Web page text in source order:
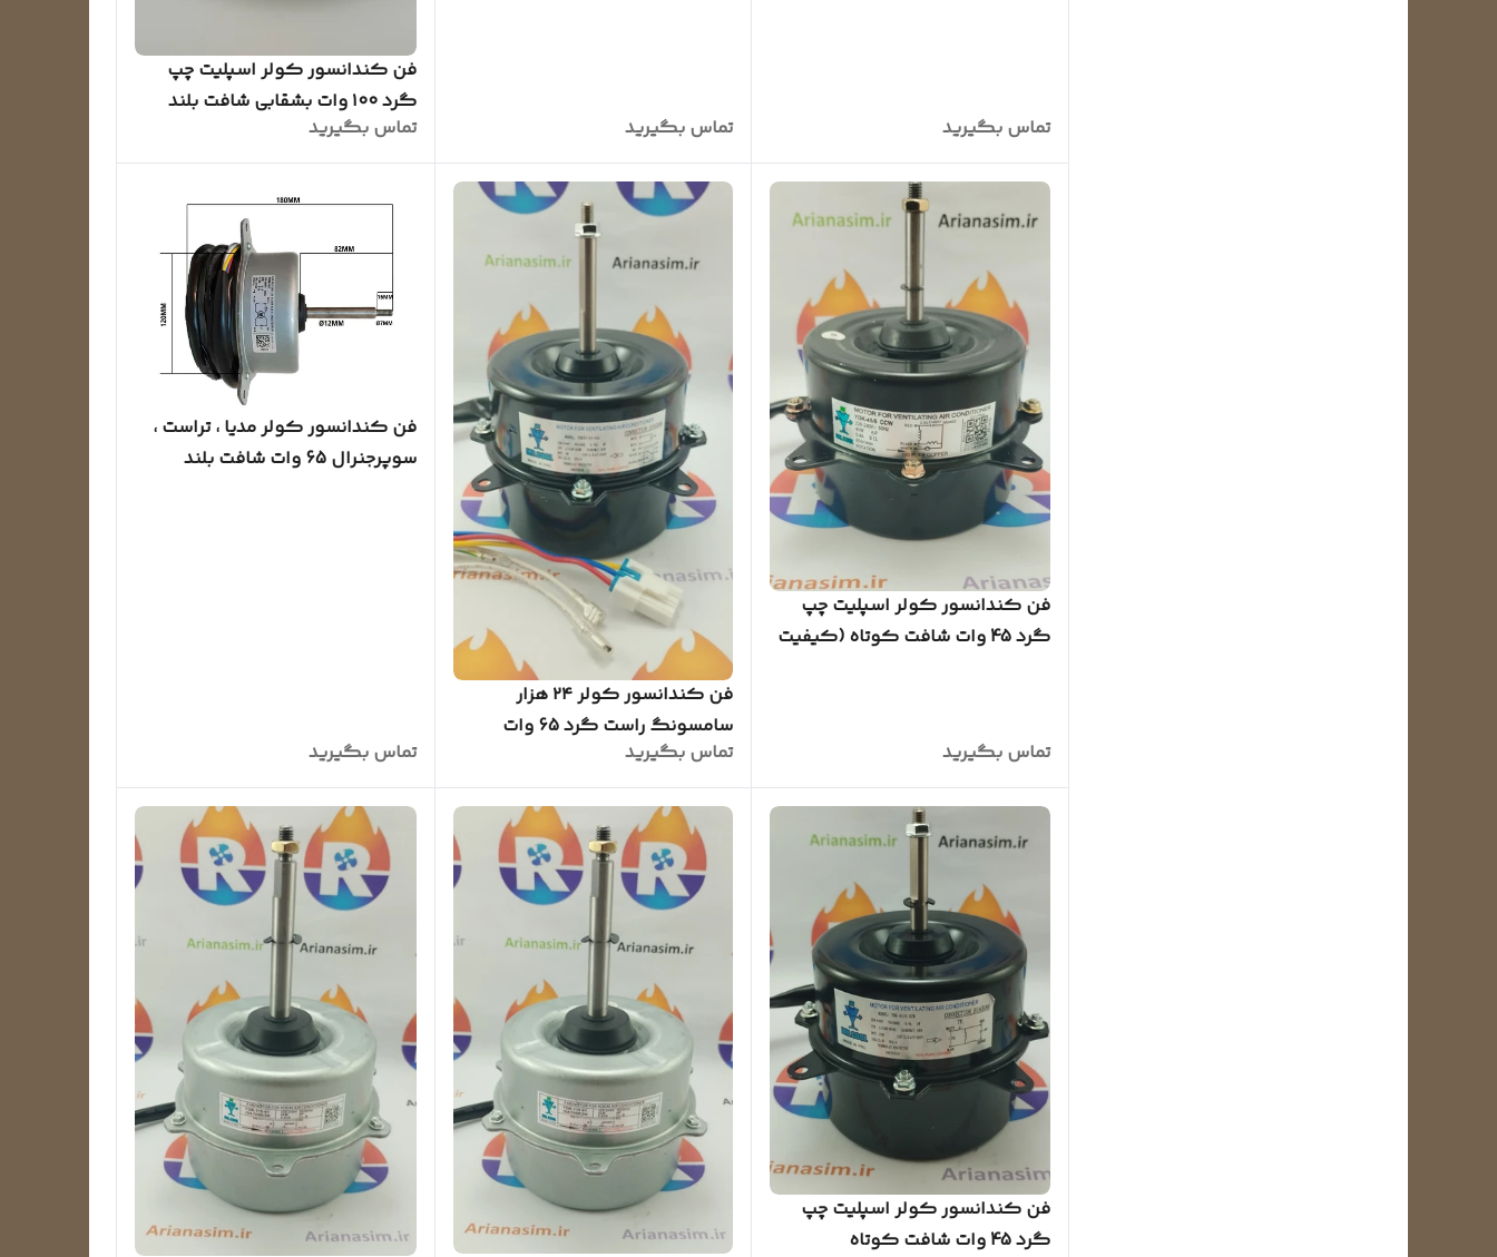
تماس بگیرید تماس بگیرید
فن کندانسور کولر اسپلیت چپ
گرد ۱۰۰ وات بشقابی شافت بلند
(سوکت فابریک)
تماس بگیرید
فن کندانسور کولر اسپلیت چپ
گرد 45 وات شافت کوتاه (کیفیت
تماس بگیرید
فن کندانسور کولر ۲۴ هزار
سامسونگ راست گرد 65 وات
سوکت فابریک (کیفیت عالی)
تماس بگیرید
فن کندانسور کولر مدیا ، تراست ،
سوپرجنرال 65 وات شافت بلند
تماس بگیرید
فن کندانسور کولر اسپلیت چپ
گرد 45 وات شافت کوتاه